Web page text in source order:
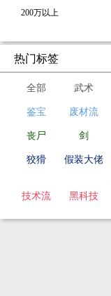
200万以上
热门标签
全部 武术
鉴宝 废材流
丧尸 剑
狡猾 假装大佬
技术流 黑科技